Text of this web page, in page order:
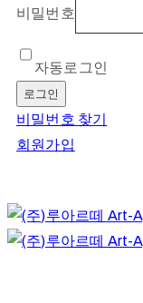
비밀번호
자동로그인
로그인
비밀번호 찾기
회원가입